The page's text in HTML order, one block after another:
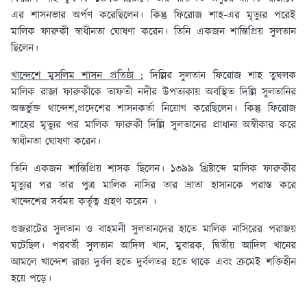
এর শাসনভার অর্পণ করেছিলেন। কিন্তু ফিরোজ শাহ-এর মৃত্যুর পরেই
মালিক ফারুকী স্বাধীনতা ঘোষণা করেন। তিনি একজন শান্তিপ্রিয় সুলতান
ছিলেন।
খান্দেশে মুসলিম শাসন প্রতিষ্ঠা :দিল্লির সুলতান ফিরোজ শাহ তুঘলক
মালিক রাজা ফারুকীকে তাফতী নদীর উপত্যকায় অবস্থিত দিল্লি সুলতানির
অন্তর্ভুক্ত থান্দেশ,প্রদেশের শাসনকর্তা নিয়োগ করেছিলেন। কিন্তু ফিরোজ
শাহের মৃত্যুর পর মালিক ফারুকী দিল্লি সুলতানের প্রাধান্য অস্বীকার করে
স্বাধীনতা ঘোষণা করেন।
তিনি একজন শান্তিপ্রিয় শাসক ছিলেন। ১৩৯৯ খ্রিষ্টাব্দে মালিক ফারুকীর
মৃত্যুর পর তার পুত্র মালিক নাসির তার ভ্রাতা হাসানকে পরাস্ত করে
খান্দেশের সর্বময় কর্তৃত্ব গ্রহণ করেন ।
গুজরাটের সুলতান ও বাহমনী সুলতানদের হাতে মালিক নাসিরের পরাজয়
ঘটেছিল। পরবর্তী সুলতান আদিল খান, মুবারক, দ্বিতীয় আদিল খানের
আমলে খান্দেশ রাজ্য দুর্বল হতে দুর্বলতর হতে থাকে এবং ক্রমেই শক্তিহীন
হয়ে পড়ে।